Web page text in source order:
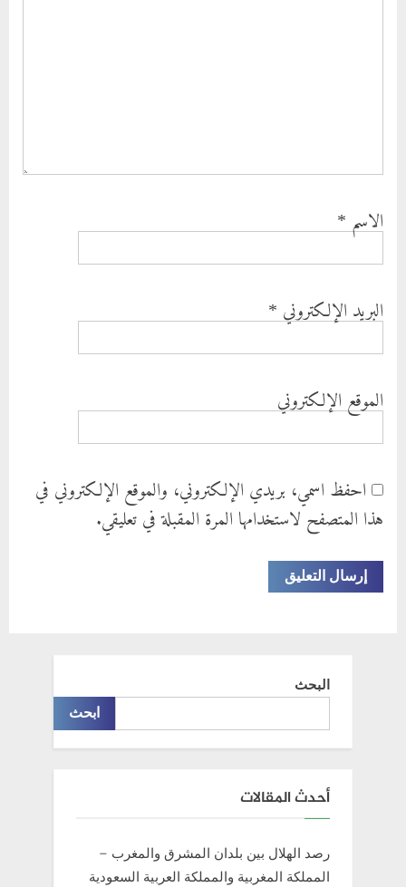
الاسم*
البريد الإلكتروني*
الموقع الإلكتروني
احفظ اسمي، بريدي الإلكتروني، والموقع الإلكتروني في
هذا المتصفح لاستخدامها المرة المقبلة في تعليقي.
البحث
ابحث
أحدث المقالات
رصد الهلال بين بلدان المشرق والمغرب –
المملكة المغربية والمملكة العربية السعودية